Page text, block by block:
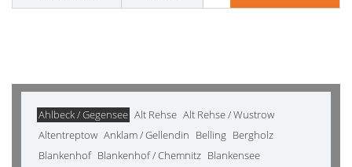
Ahlbeck / Gegensee Alt Rehse Alt Rehse / Wustrow
Altentreptow Anklam / Gellendin Belling Bergholz
Blankenhof Blankenhof / Chemnitz Blankensee